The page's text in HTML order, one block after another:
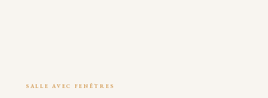
SALLE AVEC FENÊTRES